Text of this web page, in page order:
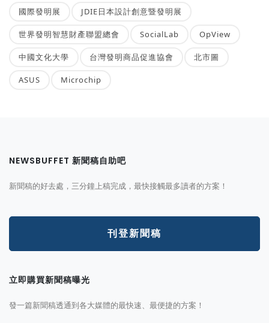
國際發明展 JDIE日本設計創意暨發明展
世界發明智慧財產聯盟總會 SocialLab OpView
中國文化大學 台灣發明商品促進協會 北市圖
ASUS Microchip
NEWSBUFFET 新聞稿自助吧
新聞稿的好去處，三分鐘上稿完成，最快接觸最多讀者的方案！
刊登新聞稿
立即購買新聞稿曝光
發一篇新聞稿透通到各大媒體的最快速、最便捷的方案！